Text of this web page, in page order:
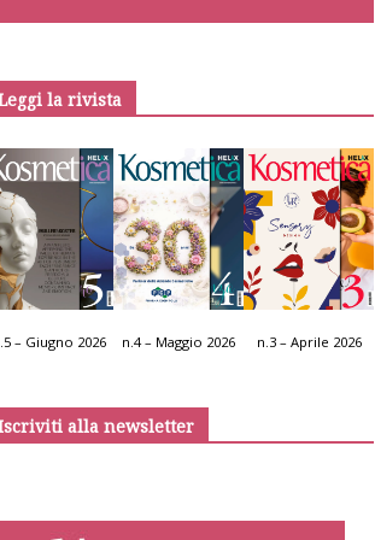
la rivista
– Giugno 2026 n.4 – Maggio 2026 n.3 – Aprile 2026
alla newsletter